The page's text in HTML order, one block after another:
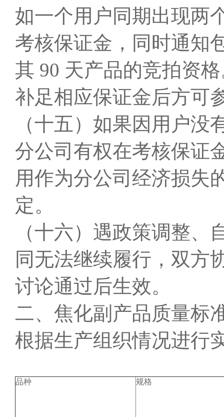
如一个用户同期出现两
考核保证金，同时通知
其 90 天产品的竞拍资
补足相应保证金后方可
（十五）如果因用户
分公司有权在考核保证
用作为分公司经济损失
定。
（十六）遇政策调整
同无法继续履行，双方
讨论通过后生效。
二、焦化副产品质量标
根据生产组织情况进行
品种 规格